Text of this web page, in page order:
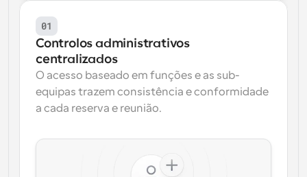
01
Controlos administrativos
centralizados
O acesso baseado em funções e as sub-
equipas trazem consistência e conformidade
a cada reserva e reunião.